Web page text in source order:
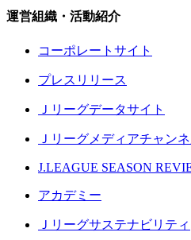
運営組織・活動紹介
コーポレートサイト
プレスリリース
Ｊリーグデータサイト
Ｊリーグメディアチャン
J.LEAGUE SEASON
アカデミー
Ｊリーグサステナビリティ